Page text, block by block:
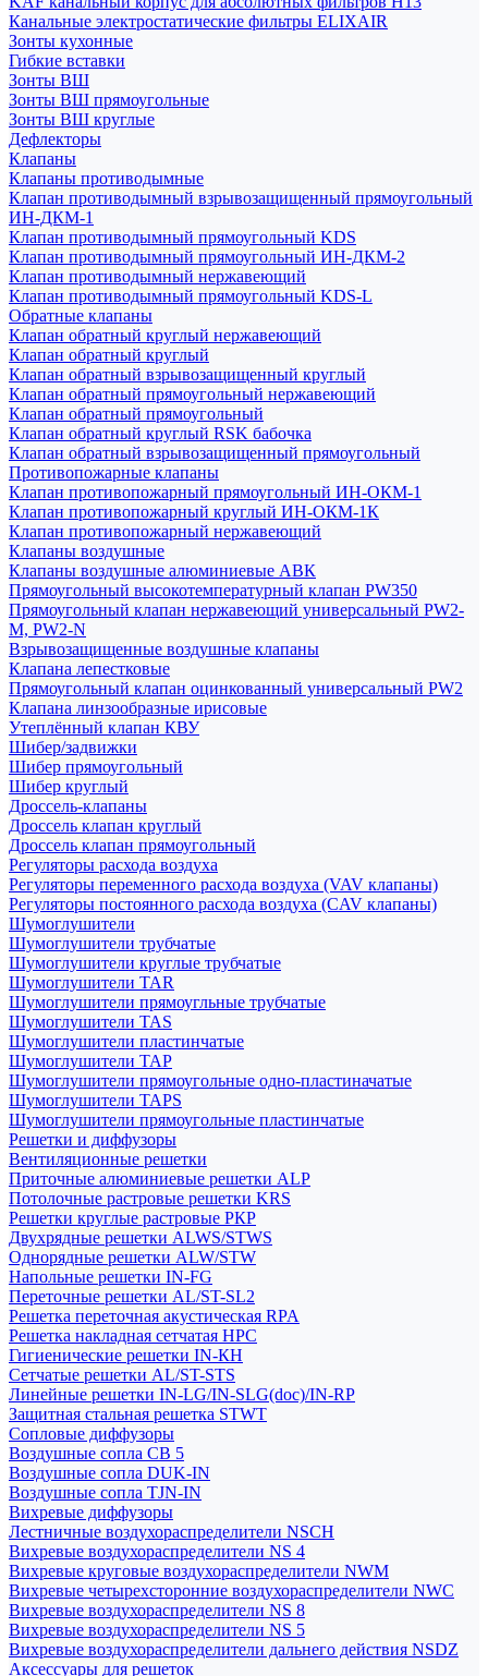
Канальные электростатические фильтры ELIXAIR
Зонты кухонные
Гибкие вставки
Зонты ВШ
Зонты ВШ прямоугольные
Зонты ВШ круглые
Дефлекторы
Клапаны
Клапаны противодымные
Клапан противодымный взрывозащищенный прямоугольный
ИН-ДКМ-1
Клапан противодымный прямоугольный KDS
Клапан противодымный прямоугольный ИН-ДКМ-2
Клапан противодымный нержавеющий
Клапан противодымный прямоугольный KDS-L
Обратные клапаны
Клапан обратный круглый нержавеющий
Клапан обратный круглый
Клапан обратный взрывозащищенный круглый
Клапан обратный прямоугольный нержавеющий
Клапан обратный прямоугольный
Клапан обратный круглый RSK бабочка
Клапан обратный взрывозащищенный прямоугольный
Противопожарные клапаны
Клапан противопожарный прямоугольный ИН-ОКМ-1
Клапан противопожарный круглый ИН-ОКМ-1К
Клапан противопожарный нержавеющий
Клапаны воздушные
Клапаны воздушные алюминиевые АВК
Прямоугольный высокотемпературный клапан PW350
Прямоугольный клапан нержавеющий универсальный PW2-
M, PW2-N
Взрывозащищенные воздушные клапаны
Клапана лепестковые
Прямоугольный клапан оцинкованный универсальный PW2
Клапана линзообразные ирисовые
Утеплённый клапан КВУ
Шибер/задвижки
Шибер прямоугольный
Шибер круглый
Дроссель-клапаны
Дроссель клапан круглый
Дроссель клапан прямоугольный
Регуляторы расхода воздуха
Регуляторы переменного расхода воздуха (VAV клапаны)
Регуляторы постоянного расхода воздуха (CAV клапаны)
Шумоглушители
Шумоглушители трубчатые
Шумоглушители круглые трубчатые
Шумоглушители TAR
Шумоглушители прямоугльные трубчатые
Шумоглушители TAS
Шумоглушители пластинчатые
Шумоглушители TAP
Шумоглушители прямоугольные одно-пластиначатые
Шумоглушители TAPS
Шумоглушители прямоугольные пластинчатые
Решетки и диффузоры
Вентиляционные решетки
Приточные алюминиевые решетки ALP
Потолочные растровые решетки KRS
Решетки круглые растровые РКР
Двухрядные решетки ALWS/STWS
Однорядные решетки ALW/STW
Напольные решетки IN-FG
Переточные решетки AL/ST-SL2
Решетка переточная акустическая RPA
Решетка накладная сетчатая НРС
Гигиенические решетки IN-КН
Сетчатые решетки AL/ST-STS
Линейные решетки IN-LG/IN-SLG(doc)/IN-RP
Защитная стальная решетка STWT
Сопловые диффузоры
Воздушные сопла СВ 5
Воздушные сопла DUK-IN
Воздушные сопла TJN-IN
Вихревые диффузоры
Лестничные воздухораспределители NSCH
Вихревые воздухораспределители NS 4
Вихревые круговые воздухораспределители NWM
Вихревые четырехсторонние воздухораспределители NWC
Вихревые воздухораспределители NS 8
Вихревые воздухораспределители NS 5
Вихревые воздухораспределители дальнего действия NSDZ
Аксессуары для решеток